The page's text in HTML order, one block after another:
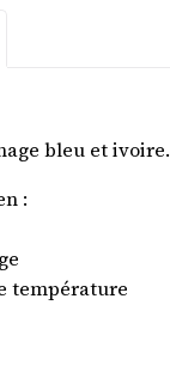
bleu et ivoire.
:
température